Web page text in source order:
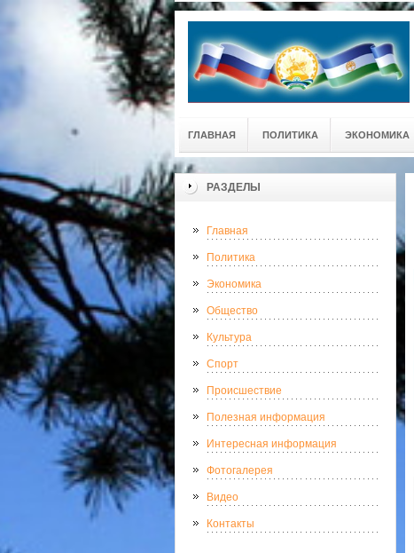
ГЛАВНАЯ ПОЛИТИКА ЭКОНОМИКА
РАЗДЕЛЫ
Главная
Политика
Экономика
Общество
Культура
Спорт
Происшествие
Полезная информация
Интересная информация
Фотогалерея
Видео
Контакты